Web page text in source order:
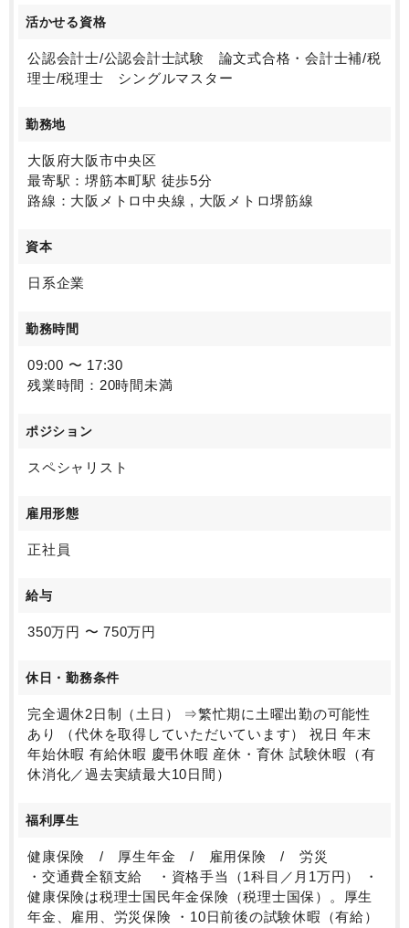
活かせる資格
公認会計士/公認会計士試験 論文式合格・会計士補/税
理士/税理士 シングルマスター
勤務地
大阪府大阪市中央区
最寄駅：堺筋本町駅 徒歩5分
路線：大阪メトロ中央線 , 大阪メトロ堺筋線
資本
日系企業
勤務時間
09:00 〜 17:30
残業時間：20時間未満
ポジション
スペシャリスト
雇用形態
正社員
給与
350万円 〜 750万円
休日・勤務条件
完全週休2日制（土日） ⇒繁忙期に土曜出勤の可能性
あり （代休を取得していただいています） 祝日 年末
年始休暇 有給休暇 慶弔休暇 産休・育休 試験休暇（有
休消化／過去実績最大10日間）
福利厚生
健康保険 / 厚生年金 / 雇用保険 / 労災
・交通費全額支給 ・資格手当（1科目／月1万円） ・
健康保険は税理士国民年金保険（税理士国保）。厚生
年金、雇用、労災保険 ・10日前後の試験休暇（有給）